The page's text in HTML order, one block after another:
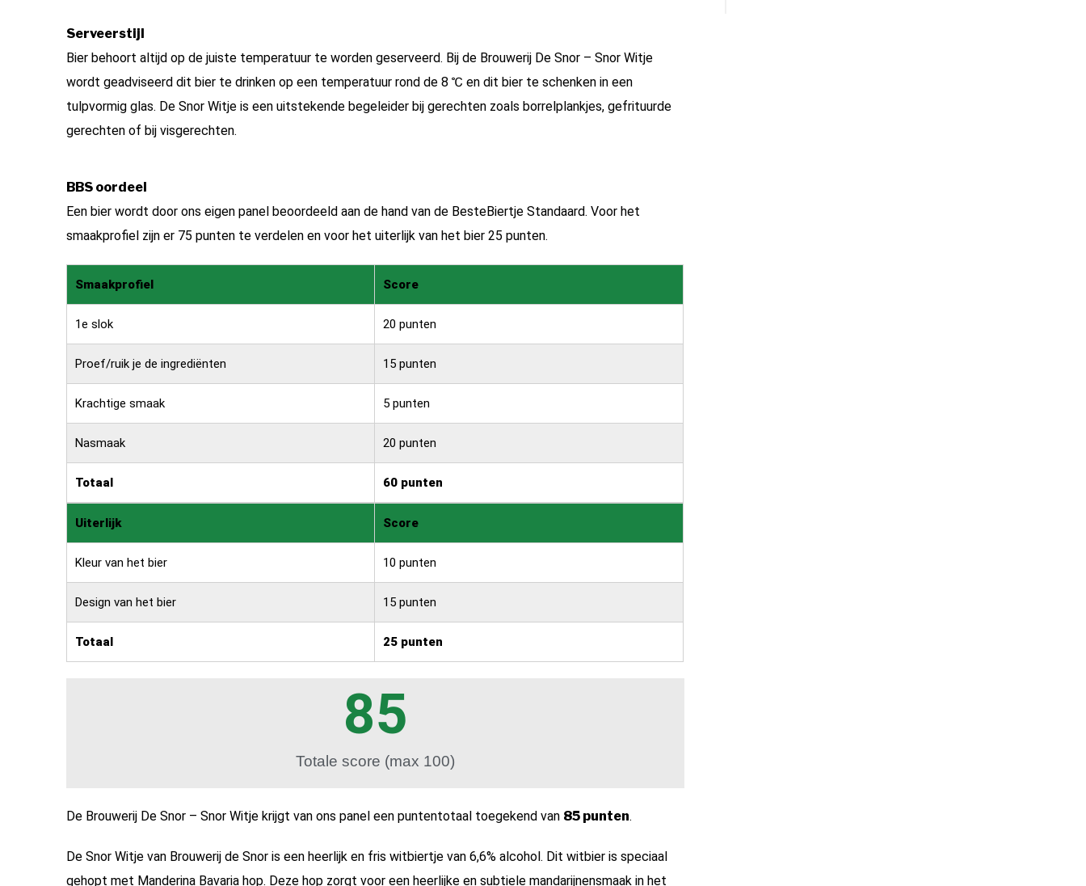
Serveerstijl
Bier behoort altijd op de juiste temperatuur te worden geserveerd. Bij de Brouwerij De Snor – Snor Witje
wordt geadviseerd dit bier te drinken op een temperatuur rond de 8 ℃ en dit bier te schenken in een
tulpvormig glas. De Snor Witje is een uitstekende begeleider bij gerechten zoals borrelplankjes, gefrituurde
gerechten of bij visgerechten.
BBS oordeel
Een bier wordt door ons eigen panel beoordeeld aan de hand van de BesteBiertje Standaard. Voor het
smaakprofiel zijn er 75 punten te verdelen en voor het uiterlijk van het bier 25 punten.
Smaakprofiel Score
1e slok 20 punten
Proef/ruik je de ingrediënten 15 punten
Krachtige smaak 5 punten
Nasmaak 20 punten
Totaal 60 punten
Uiterlijk Score
Kleur van het bier 10 punten
Design van het bier 15 punten
Totaal 25 punten
Totale score (max 100)
85
De Brouwerij De Snor – Snor Witje krijgt van ons panel een puntentotaal toegekend van 85 punten.
De Snor Witje van Brouwerij de Snor is een heerlijk en fris witbiertje van 6,6% alcohol. Dit witbier is speciaal
gehopt met Manderina Bavaria hop. Deze hop zorgt voor een heerlijke en subtiele mandarijnensmaak in het